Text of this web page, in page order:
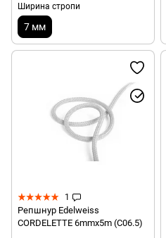
Ширина стропи
7 мм
1
Репшнур Edelweiss
CORDELETTE 6mmx5m (C06.5)